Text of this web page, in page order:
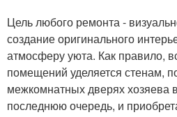
Цель любого ремонта -
создание оригинального
атмосферу уюта. Как правило,
помещений уделяется стенам,
межкомнатных дверях хозяева
последнюю очередь, и